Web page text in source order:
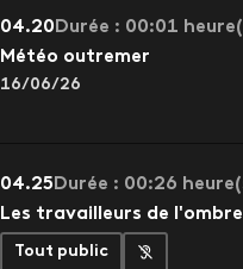
04.20 Durée : 00:01
Météo outremer
16/06/26
04.25 Durée : 00:26
Les travailleurs de l'ombre
Tout public